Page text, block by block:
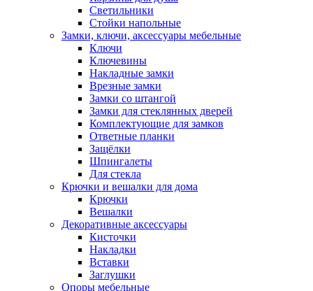
Светильники
Стойки напольные
Замки, ключи, аксессуары мебельные
Ключи
Ключевины
Накладные замки
Врезные замки
Замки со штангой
Замки для стеклянных дверей
Комплектующие для замков
Ответные планки
Защёлки
Шпингалеты
Для стекла
Крючки и вешалки для дома
Крючки
Вешалки
Декоративные аксессуары
Кисточки
Накладки
Вставки
Заглушки
Опоры мебельные